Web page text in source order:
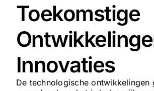
Toekomstige
Innovaties
De technologische ontwikkelingen